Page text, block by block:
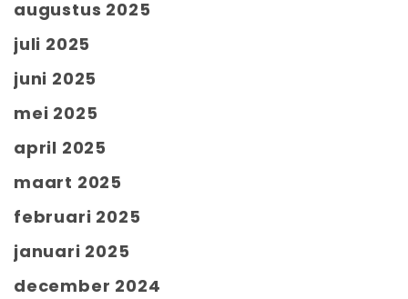
augustus 2025
juli 2025
juni 2025
mei 2025
april 2025
maart 2025
februari 2025
januari 2025
december 2024